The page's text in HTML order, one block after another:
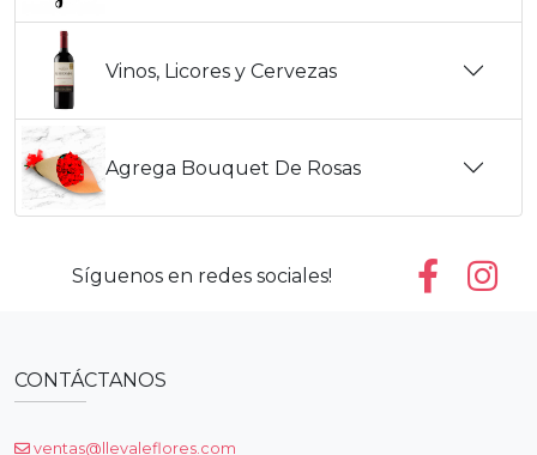
Vinos, Licores y Cervezas
Agrega Bouquet De Rosas
Síguenos en redes sociales!
CONTÁCTANOS
ventas@llevaleflores.com